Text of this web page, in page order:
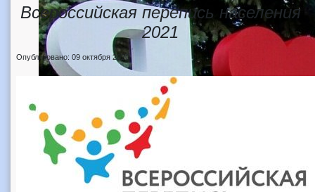
Всероссийская перепись населения
2021
Опубликовано: 09 октября 2020